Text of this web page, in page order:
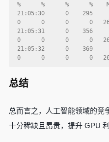
%      %      %      %
21:05:30      0    295
0      0      0      0
21:05:31      0    356
0      0      0      0
21:05:32      0    369
总结
总而言之，人工智能领域的竞
十分稀缺且昂贵，提升 GPU